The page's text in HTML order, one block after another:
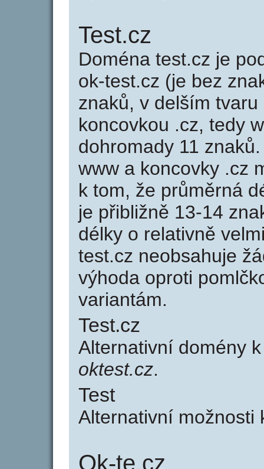
Test.cz
Doména test.cz je
ok-test.cz (je bez
znaků, v delším
koncovkou .cz, tedy
dohromady 11
www a koncovky .cz
k tom, že průměrná
je přibližně 13-14
délky o relativně
test.cz neobsahuje
výhoda oproti
variantám.
Test.cz
Alternativní domény
oktest.cz.
Test
Alternativní možnosti
Ok-te.cz